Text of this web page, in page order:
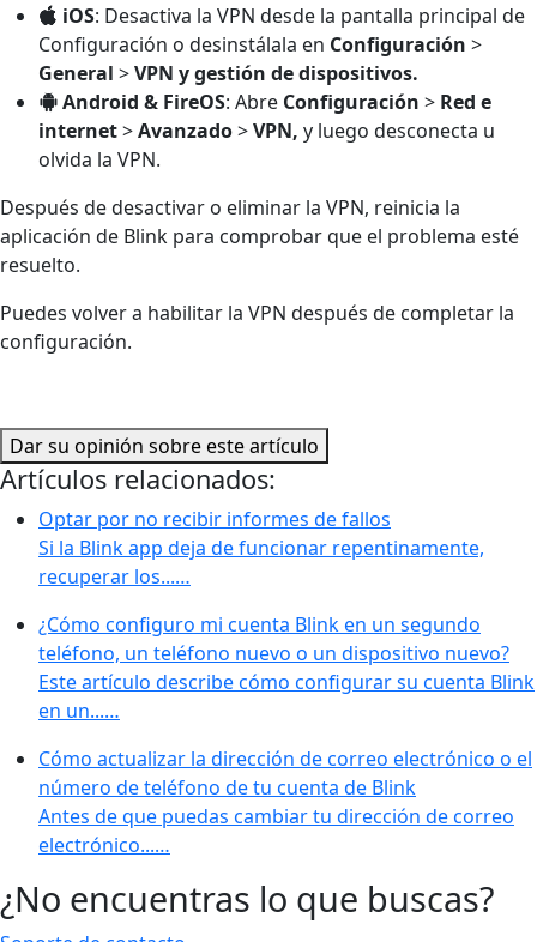
iOS: Desactiva la VPN desde la pantalla principal de
Configuración o desinstálala en Configuración >
General >VPN y gestión de dispositivos.
Android & FireOS: Abre Configuración > Red e
internet>Avanzado>VPN, y luego desconecta u
olvida la VPN.
Después de desactivar o eliminar la VPN, reinicia la
aplicación de Blink para comprobar que el problema esté
resuelto.
Puedes volver a habilitar la VPN después de completar la
configuración.
Dar su opinión sobre este artículo
Artículos relacionados:
Optar por no recibir informes de fallos
Si la Blink app deja de funcionar repentinamente,
recuperar los...…
¿Cómo configuro mi cuenta Blink en un segundo
teléfono, un teléfono nuevo o un dispositivo nuevo?
Este artículo describe cómo configurar su cuenta Blink
en un...…
Cómo actualizar la dirección de correo electrónico o el
número de teléfono de tu cuenta de Blink
Antes de que puedas cambiar tu dirección de correo
electrónico...…
¿No encuentras lo que buscas?